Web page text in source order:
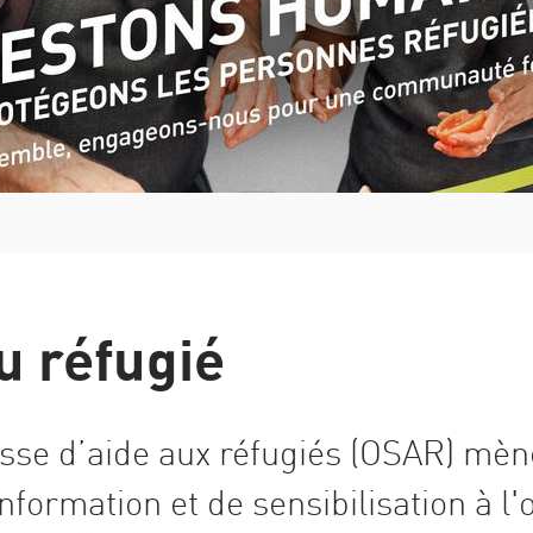
Italie
Grèce
Manuel de la procédure d'asile et de renvoi
réfugié
d’aide aux réfugiés (OSAR)
et de sensibilisation à